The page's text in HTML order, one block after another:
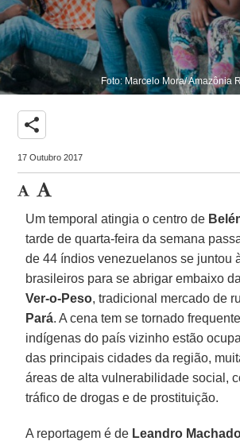
Foto: Marcelo Mora/ Amazônia
share
17 Outubro 2017
Um temporal atingia o centro de
tarde de quarta-feira da semana
de 44 índios venezuelanos se juntou
brasileiros para se abrigar embaixo
Ver-o-Peso, tradicional mercado de
Pará. A cena tem se tornado
indígenas do país vizinho estão
das principais cidades da região,
áreas de alta vulnerabilidade social,
tráfico de drogas e de prostituição.
A reportagem é de Leandro